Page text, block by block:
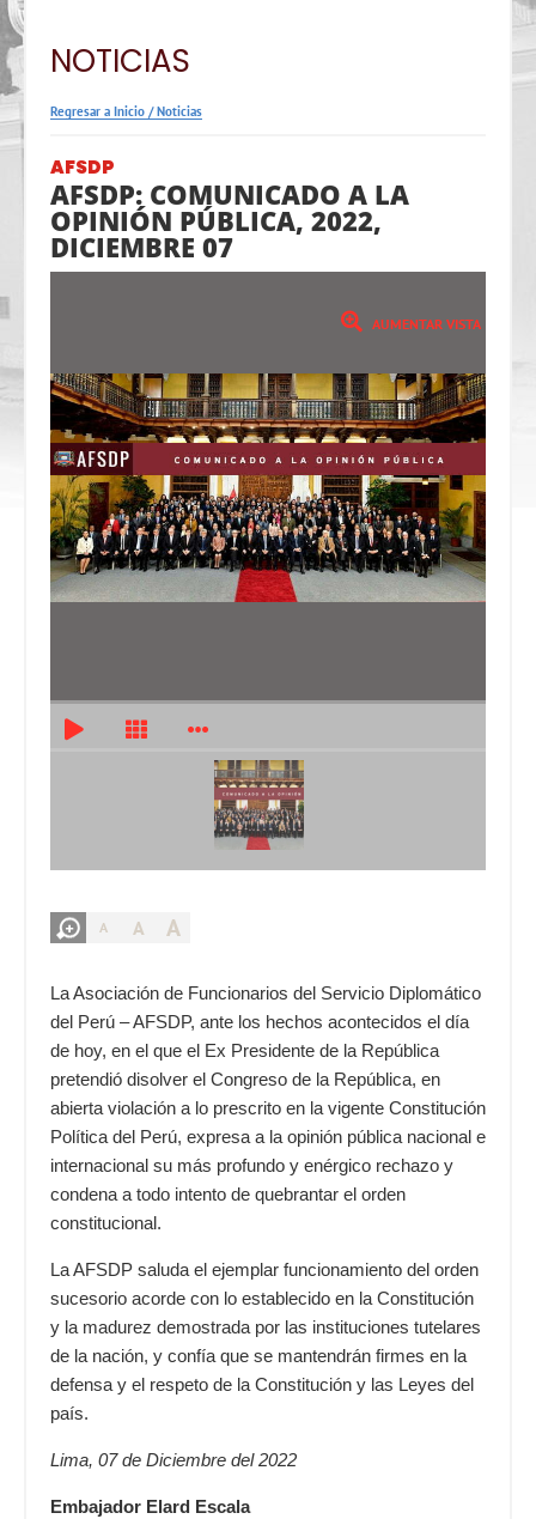
NOTICIAS
Regresar a Inicio /Noticias
AFSDP
AFSDP: COMUNICADO A LA
OPINIÓN PÚBLICA, 2022,
DICIEMBRE 07
A A A
La Asociación de Funcionarios del Servicio Diplomático
del Perú – AFSDP, ante los hechos acontecidos el día
de hoy, en el que el Ex Presidente de la República
pretendió disolver el Congreso de la República, en
abierta violación a lo prescrito en la vigente Constitución
Política del Perú, expresa a la opinión pública nacional e
internacional su más profundo y enérgico rechazo y
condena a todo intento de quebrantar el orden
constitucional.
La AFSDP saluda el ejemplar funcionamiento del orden
sucesorio acorde con lo establecido en la Constitución
y la madurez demostrada por las instituciones tutelares
de la nación, y confía que se mantendrán firmes en la
defensa y el respeto de la Constitución y las Leyes del
país.
Lima, 07 de Diciembre del 2022
Embajador Elard Escala